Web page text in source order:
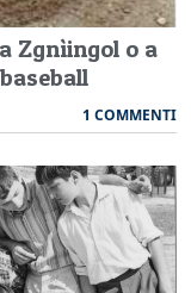
Zgnìingol o a
1 COMMENTI